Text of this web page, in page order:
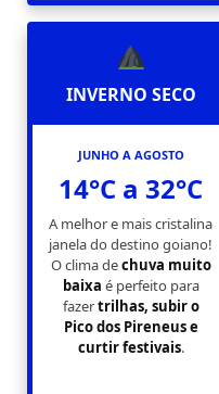
INVERNO SECO
JUNHO A AGOSTO
14°C a 32°C
A melhor e mais cristalina
janela do destino goiano!
O clima dechuva muito
baixa é perfeito para
fazertrilhas, subir o
Pico dos Pireneus e
curtir festivais.